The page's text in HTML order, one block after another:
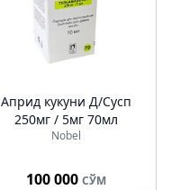
Априд кукуни Д/Сусп
250мг / 5мг 70мл
Nobel
100 000 СЎМ